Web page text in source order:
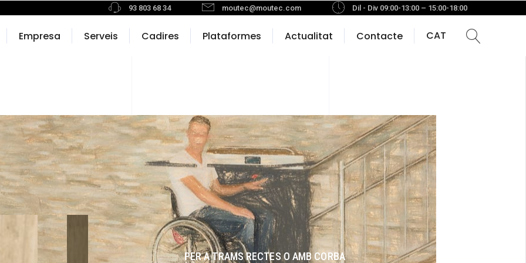
93 803 68 34 moutec@moutec.com Dil - Div 09:00-13:00 – 15:00-18:00
Empresa Serveis Cadires Plataformes Actualitat Contacte CAT
PER A TRAMS RECTES O AMB CORBA